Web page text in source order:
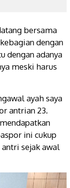
bersama
dengan
dengan adanya
meski harus
ayah saya
antrian 23.
ini cukup
sejak awal